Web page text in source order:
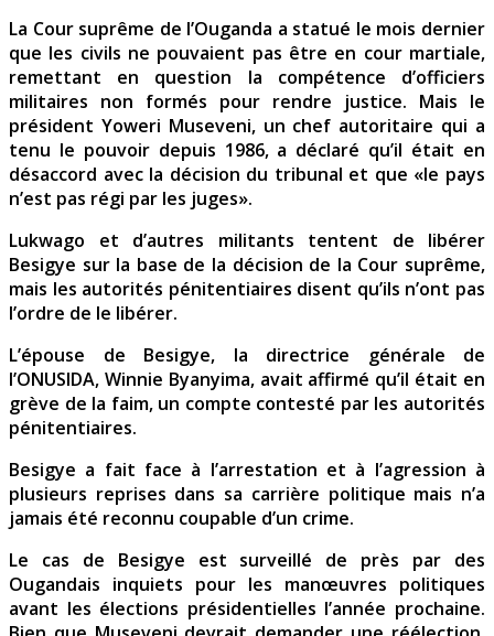
La Cour suprême de l’Ouganda a statué le mois dernier
que les civils ne pouvaient pas être en cour martiale,
remettant en question la compétence d’officiers
militaires non formés pour rendre justice. Mais le
président Yoweri Museveni, un chef autoritaire qui a
tenu le pouvoir depuis 1986, a déclaré qu’il était en
désaccord avec la décision du tribunal et que «le pays
n’est pas régi par les juges».
Lukwago et d’autres militants tentent de libérer
Besigye sur la base de la décision de la Cour suprême,
mais les autorités pénitentiaires disent qu’ils n’ont pas
l’ordre de le libérer.
L’épouse de Besigye, la directrice générale de
l’ONUSIDA, Winnie Byanyima, avait affirmé qu’il était en
grève de la faim, un compte contesté par les autorités
pénitentiaires.
Besigye a fait face à l’arrestation et à l’agression à
plusieurs reprises dans sa carrière politique mais n’a
jamais été reconnu coupable d’un crime.
Le cas de Besigye est surveillé de près par des
Ougandais inquiets pour les manœuvres politiques
avant les élections présidentielles l’année prochaine.